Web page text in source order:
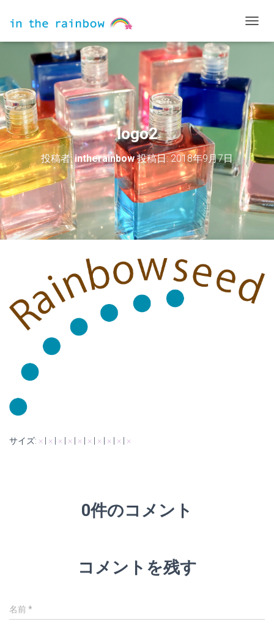
ビ
を
切
り
替
え
logo2
投稿者:intherainbow投稿日:2018年9月7日
サイズ: × × × × × × × × × ×
0件のコメント
コメントを残す
名前*